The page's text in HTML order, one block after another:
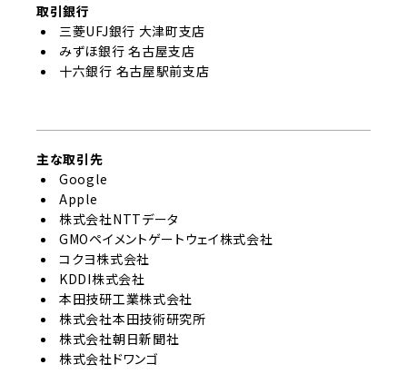
取引銀行
三菱UFJ銀行 大津町支店
みずほ銀行 名古屋支店
十六銀行 名古屋駅前支店
主な取引先
Google
Apple
株式会社NTTデータ
GMOペイメントゲートウェイ株式会社
コクヨ株式会社
KDDI株式会社
本田技研工業株式会社
株式会社本田技術研究所
株式会社朝日新聞社
株式会社ドワンゴ